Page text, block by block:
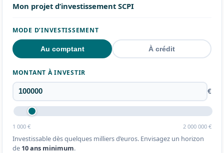
Mon projet d’investissement SCPI
MODE D’INVESTISSEMENT
Au comptant À crédit
MONTANT À INVESTIR
€
1 000 € 2 000 000 €
Investissable dès quelques milliers d’euros. Envisagez un horizon
de 10 ans minimum.